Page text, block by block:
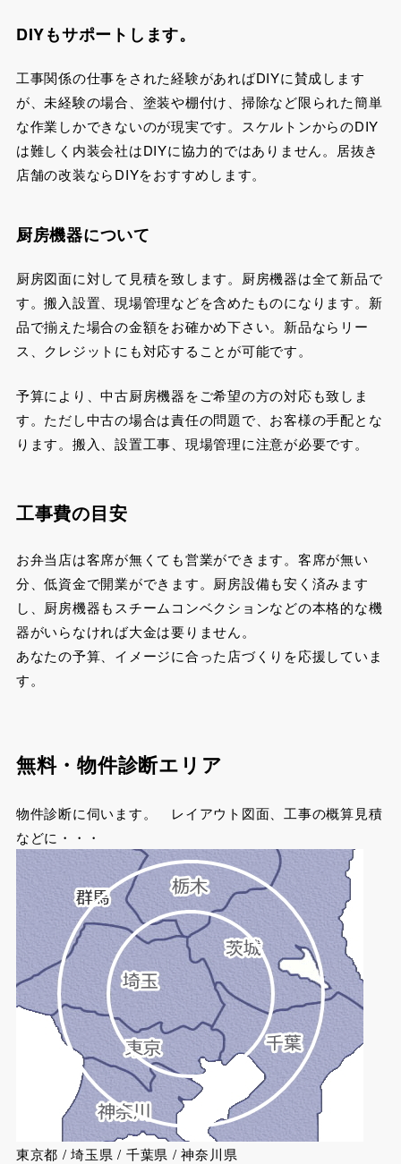
DIYもサポートします。
工事関係の仕事をされた経験があればDIYに賛成します
が、未経験の場合、塗装や棚付け、掃除など限られた簡単
な作業しかできないのが現実です。スケルトンからのDIY
は難しく内装会社はDIYに協力的ではありません。居抜き
店舗の改装ならDIYをおすすめします。
厨房機器について
厨房図面に対して見積を致します。厨房機器は全て新品で
す。搬入設置、現場管理などを含めたものになります。新
品で揃えた場合の金額をお確かめ下さい。新品ならリー
ス、クレジットにも対応することが可能です。
予算により、中古厨房機器をご希望の方の対応も致しま
す。ただし中古の場合は責任の問題で、お客様の手配とな
ります。搬入、設置工事、現場管理に注意が必要です。
工事費の目安
お弁当店は客席が無くても営業ができます。客席が無い
分、低資金で開業ができます。厨房設備も安く済みます
し、厨房機器もスチームコンベクションなどの本格的な機
器がいらなければ大金は要りません。
あなたの予算、イメージに合った店づくりを応援していま
す。
無料・物件診断エリア
物件診断に伺います。 レイアウト図面、工事の概算見積
などに・・・
東京都 / 埼玉県 / 千葉県 / 神奈川県